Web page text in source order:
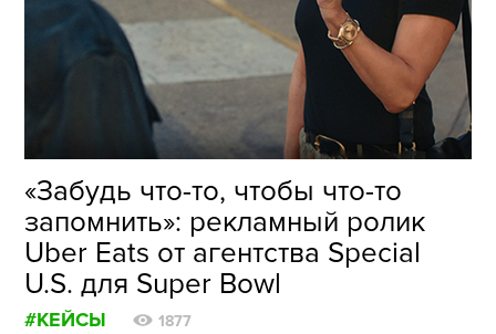
«Забудь что-то, чтобы что-то
запомнить»: рекламный ролик
Uber Eats от агентства Special
U.S. для Super Bowl
#КЕЙСЫ 1877